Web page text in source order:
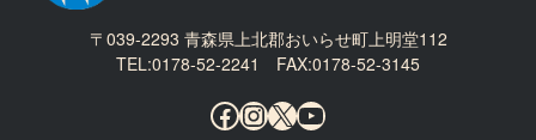
〒039-2293 青森県上北郡おいらせ町上明堂112
TEL:0178-52-2241 FAX:0178-52-3145
Facebook
Instagram
X YouTube